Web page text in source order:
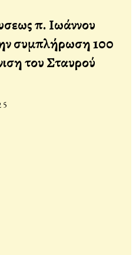
π. Ιωάννου
συμπλήρωση 100
του Σταυρού